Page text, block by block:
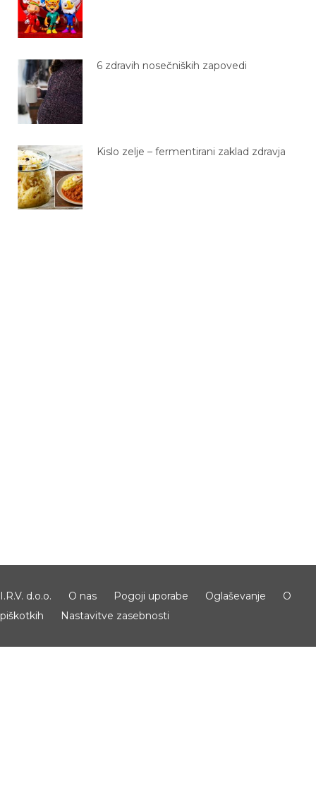
6 zdravih nosečniških zapovedi
Kislo zelje – fermentirani zaklad zdravja
I.R.V. d.o.o. O nas Pogoji uporabe Oglaševanje
O
piškotkih
Nastavitve zasebnosti